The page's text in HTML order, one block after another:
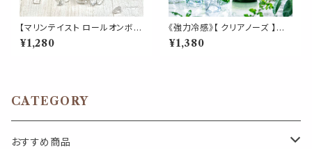
【マリンテイスト ロールオンボト
ル】10ml メタリックブルー 海 夏
水滴 サンゴ 貝殻 シェル 西海岸
¥1,280
《強力冷感》【 クリアノーズ 】マ
スク & ピロー アロマ 20ml｜
北海道ハッカ ユーカリ ペパーミ
¥1,380
CATEGORY
おすすめ商品